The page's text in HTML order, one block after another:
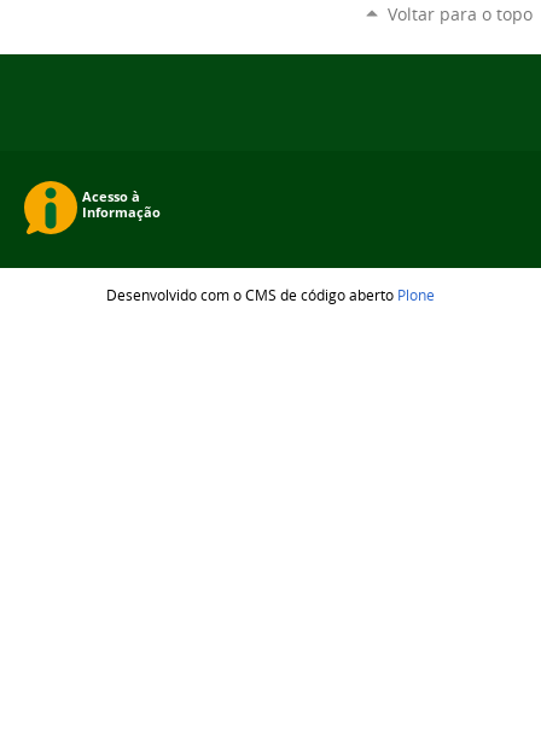
Voltar para o topo
Desenvolvido com o CMS de código aberto Plone